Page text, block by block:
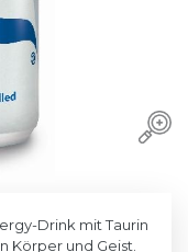
Drink mit Taurin
Körper und Geist.